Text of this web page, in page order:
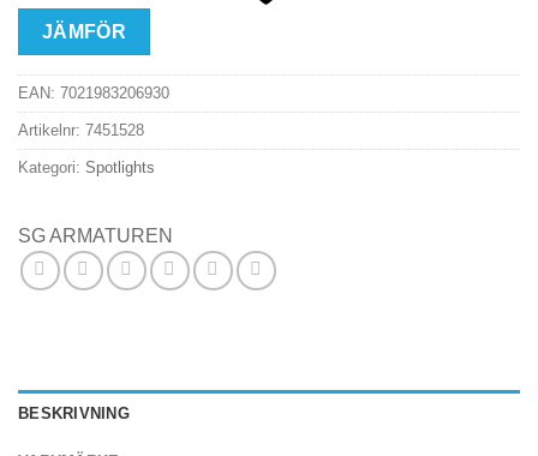
JÄMFÖR
EAN: 7021983206930
Artikelnr: 7451528
Kategori: Spotlights
SG ARMATUREN
BESKRIVNING